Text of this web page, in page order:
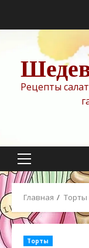
содержимому
Рецепты
Основное
меню
Главная Торты
Торты